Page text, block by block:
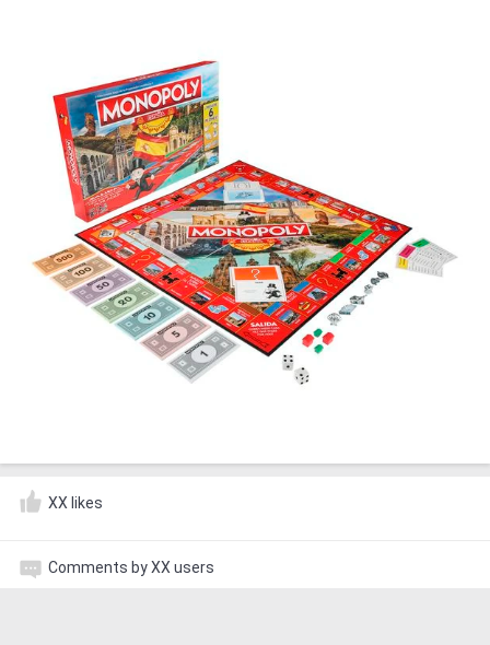
XX likes
Comments by XX users